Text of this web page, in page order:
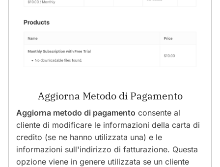
Aggiorna Metodo di Pagamento
Aggiorna metodo di pagamento consente al
cliente di modificare le informazioni della carta di
credito (se ne hanno utilizzata una) e le
informazioni sull'indirizzo di fatturazione. Questa
opzione viene in genere utilizzata se un cliente